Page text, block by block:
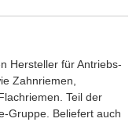
Hersteller für Antriebs-
Zahnriemen,
Teil der
Gruppe. Beliefert auch